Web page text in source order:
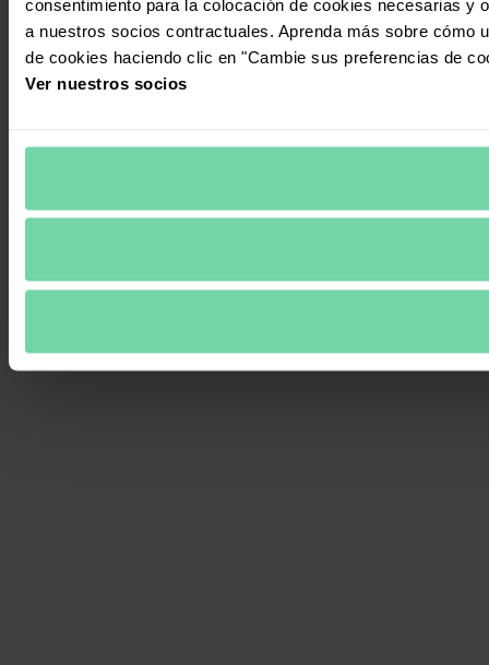
consentimiento para la colocación de cookies necesarias
a nuestros socios contractuales. Aprenda más sobre cómo
de cookies haciendo clic en "Cambie sus preferencias de
Ver nuestros socios